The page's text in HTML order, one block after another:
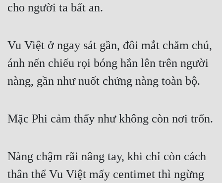
Đông Phương Huyền Huyễn
Cẩu Đạo Trường Sinh
Ngự Thú
Truyện Nữ
Xây Dựng Thế Lực
cho người ta bất an.
Vu Việt ở ngay sát gần, đôi mắt chăm chú,
ánh nến chiếu rọi bóng hắn lên trên người
nàng, gần như nuốt chửng nàng toàn bộ.
Mặc Phi cảm thấy như không còn nơi trốn.
Nàng chậm rãi nâng tay, khi chỉ còn cách
thân thể Vu Việt mấy centimet thì ngừng